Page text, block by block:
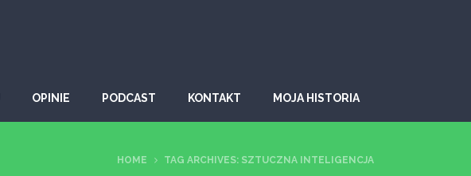
OPINIE PODCAST KONTAKT MOJA HISTORIA
HOME TAG ARCHIVES: SZTUCZNA INTELIGENCJA